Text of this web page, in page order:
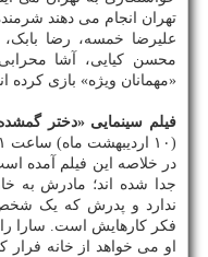
تهران انجام می دهند
علیرضا خمسه، رضا
محسن کیایی، آشا
«مهمانان ویژه» بازی کرده
فیلم سینمایی «دختر
(۱۰ اردیبهشت ماه) ساعت ۱۱ از شبکه پنج سیما پخش می شود.
در خلاصه این فیلم آمده
جدا شده اند؛ مادرش به
ندارد و پدرش که یک شخص
فکر کارهایش است. سارا
او می خواهد از خانه فرار